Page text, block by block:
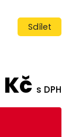
Sdílet
Kč s DPH